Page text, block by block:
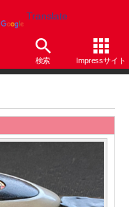
Translate
検索 Impressサイト